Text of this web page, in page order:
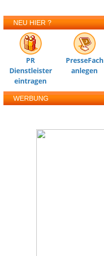
NEU HIER ?
PR
Dienstleister
eintragen
PresseFach
anlegen
WERBUNG